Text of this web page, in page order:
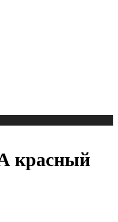
красный